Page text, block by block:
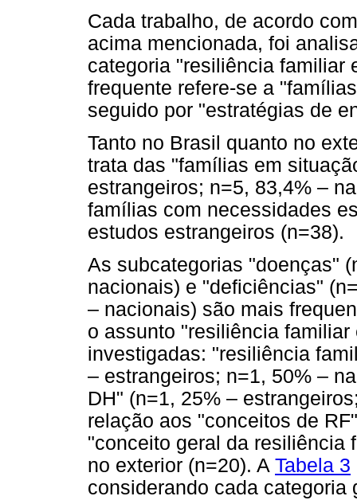
Cada trabalho, de acordo
acima mencionada, foi
categoria "resiliência familiar
frequente refere-se a
seguido por "estratégias de
Tanto no Brasil quanto no
trata das "famílias em
estrangeiros; n=5, 83,4% –
famílias com necessidades
estudos estrangeiros (n=38).
As subcategorias "doenças"
nacionais) e "deficiências"
– nacionais) são mais
o assunto "resiliência
investigadas: "resiliência
– estrangeiros; n=1, 50% –
DH" (n=1, 25% –
relação aos "conceitos de
"conceito geral da resiliência
no exterior (n=20). A Tabela 3
considerando cada categoria